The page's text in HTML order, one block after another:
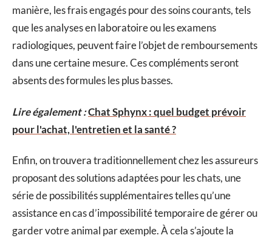
manière, les frais engagés pour des soins courants, tels
que les analyses en laboratoire ou les examens
radiologiques, peuvent faire l’objet de remboursements
dans une certaine mesure. Ces compléments seront
absents des formules les plus basses.
Lire également :Chat Sphynx : quel budget prévoir
pour l'achat, l'entretien et la santé ?
Enfin, on trouvera traditionnellement chez les assureurs
proposant des solutions adaptées pour les chats, une
série de possibilités supplémentaires telles qu’une
assistance en cas d’impossibilité temporaire de gérer ou
garder votre animal par exemple. À cela s’ajoute la